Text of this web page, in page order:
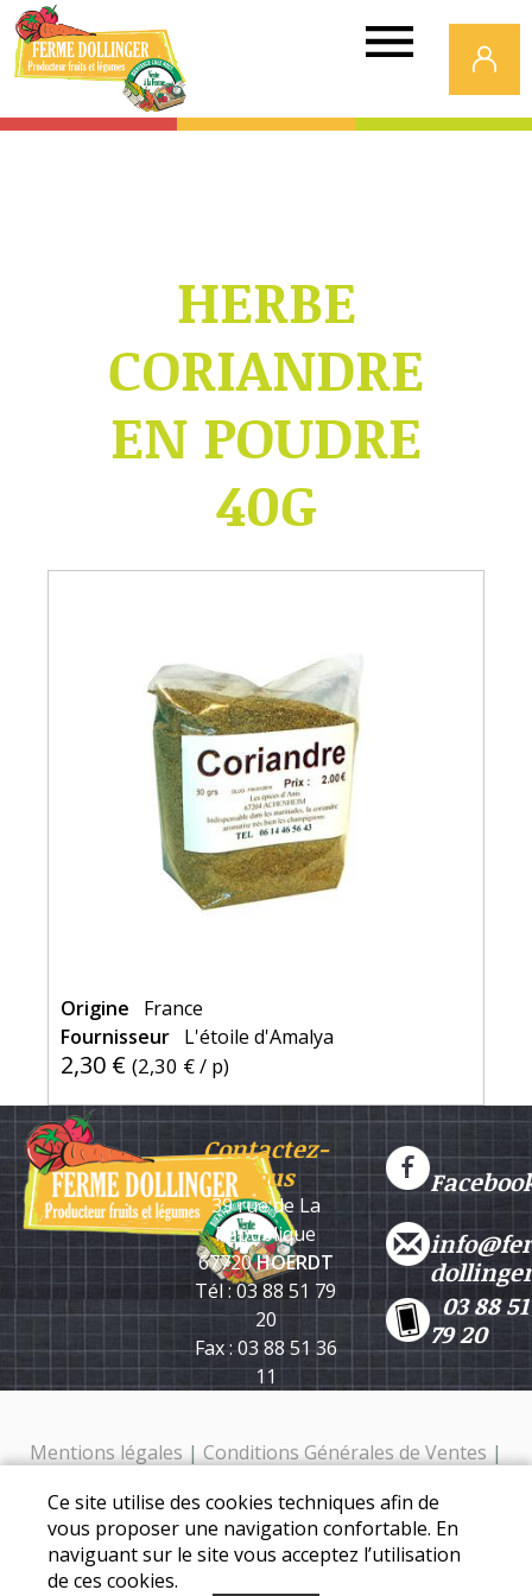
HERBE
CORIANDRE
EN POUDRE
40G
Origine
France
Fournisseur L'étoile d'Amalya
2,30 € (2,30 €/ p)
Contactez-
nous
39 rue de La
République
67720HOERDT
Tél : 03 88 51 79
20
Fax : 03 88 51 36
11
03 88 51
79 20
Mentions légales | Conditions Générales de Ventes |
Ferme Dollinger - 39 rue de la république - 67720 Hoerdt -
Tél. : 03 88 51 79 20
Ce site utilise des cookies techniques afin de
vous proposer une navigation confortable. En
naviguant sur le site vous acceptez l’utilisation
de ces cookies.